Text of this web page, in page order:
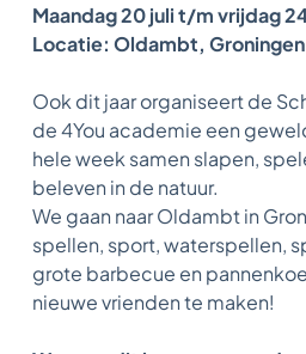
Maandag 20 juli t/m vrijdag
Locatie: Oldambt, Groningen
Ook dit jaar organiseert de
de 4You academie een
hele week samen slapen,
beleven in de natuur.
We gaan naar Oldambt in
spellen, sport, waterspellen,
grote barbecue en
nieuwe vrienden te maken!